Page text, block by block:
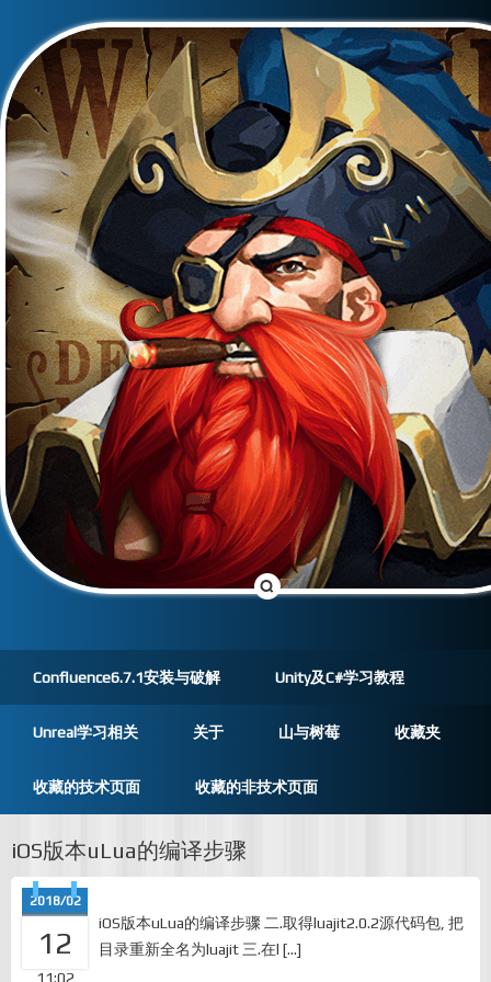
Confluence6.7.1安装与破解 Unity及C#学习教程
Unreal学习相关 关于 山与树莓 收藏夹
收藏的技术页面 收藏的非技术页面
iOS版本uLua的编译步骤
2018/02
12
11:02
iOS版本uLua的编译步骤 二.取得luajit2.0.2源代码包, 把
目录重新全名为luajit 三.在l […]